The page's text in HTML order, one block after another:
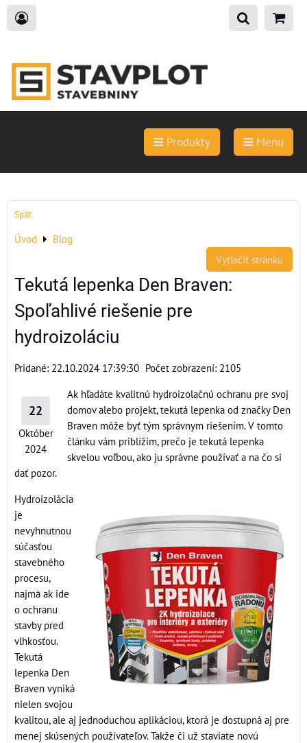
Produkty Menu
Späť
Úvod
Blog
Vytlačiť stránku
Tekutá lepenka Den Braven:
Spoľahlivé riešenie pre
hydroizoláciu
Pridané: 22.10.2024 17:39:30 Počet zobrazení: 2105
22
Október
2024
Ak hľadáte kvalitnú hydroizolačnú ochranu pre svoj
domov alebo projekt, tekutá lepenka od značky Den
Braven môže byť tým správnym riešením. V tomto
článku vám priblížim, prečo je tekutá lepenka
skvelou voľbou, ako ju správne používať a na čo si
dať pozor.
Hydroizolácia
je
nevyhnutnou
súčasťou
stavebného
procesu,
najmä ak ide
o ochranu
stavby pred
vlhkosťou.
Tekutá
lepenka Den
Braven vyniká
nielen svojou
kvalitou, ale aj jednoduchou aplikáciou, ktorá je dostupná aj pre
menej skúsených používateľov. Takže či už staviate novú